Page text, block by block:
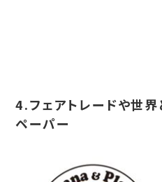
4.フェアトレードや世界
ペーパー